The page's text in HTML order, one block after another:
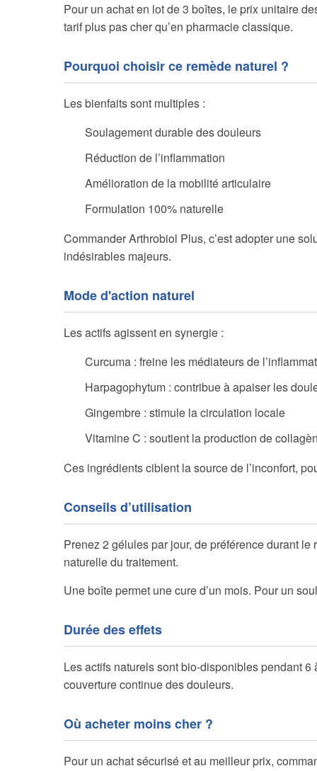
Pour un achat en lot de 3 boîtes, le prix unitaire
tarif plus pas cher qu’en pharmacie classique.
Pourquoi choisir ce remède naturel ?
Les bienfaits sont multiples :
Soulagement durable des douleurs
Réduction de l’inflammation
Amélioration de la mobilité articulaire
Formulation 100% naturelle
Commander Arthrobiol Plus, c’est adopter une
indésirables majeurs.
Mode d'action naturel
Les actifs agissent en synergie :
Curcuma : freine les médiateurs de
Harpagophytum : contribue à apaiser les
Gingembre : stimule la circulation locale
Vitamine C : soutient la production de
Ces ingrédients ciblent la source de l’inconfort,
Conseils d’utilisation
Prenez 2 gélules par jour, de préférence durant
naturelle du traitement.
Une boîte permet une cure d’un mois. Pour un
Durée des effets
Les actifs naturels sont bio-disponibles pendant
couverture continue des douleurs.
Où acheter moins cher ?
Pour un achat sécurisé et au meilleur prix,